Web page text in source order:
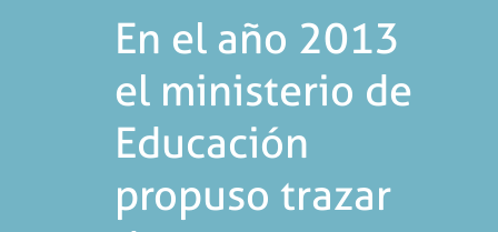
En el año 2013
el ministerio de
Educación
propuso trazar